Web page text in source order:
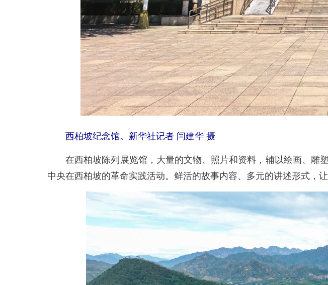
西柏坡纪念馆。新华社记者 闫建华 摄
在西柏坡陈列展览馆，大量的文物、照片和资料，辅以绘画、雕
中央在西柏坡的革命实践活动。鲜活的故事内容、多元的讲述形式，